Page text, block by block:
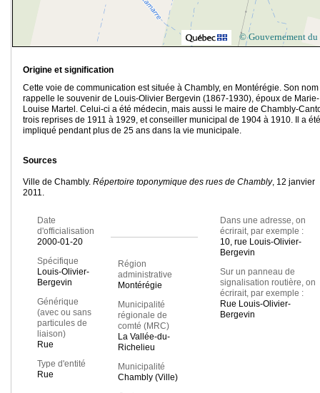
© Gouvernement du
Origine et signification
Cette voie de communication est située à Chambly, en Montérégie. Son nom
rappelle le souvenir de Louis-Olivier Bergevin (1867-1930), époux de Marie-
Louise Martel. Celui-ci a été médecin, mais aussi le maire de Chambly-
trois reprises de 1911 à 1929, et conseiller municipal de 1904 à 1910. Il a été
impliqué pendant plus de 25 ans dans la vie municipale.
Sources
Ville de Chambly. Répertoire toponymique des rues de Chambly, 12 janvier
2011.
Date
d'officialisation
2000-01-20
Spécifique
Louis-Olivier-
Bergevin
Générique
(avec ou sans
particules de
liaison)
Rue
Type d'entité
Rue
Région
administrative
Montérégie
Municipalité
régionale de
comté (MRC)
La Vallée-du-
Richelieu
Municipalité
Chambly (Ville)
Dans une adresse, on
écrirait, par exemple :
10, rue Louis-Olivier-
Bergevin
Sur un panneau de
signalisation routière, on
écrirait, par exemple :
Rue Louis-Olivier-
Bergevin